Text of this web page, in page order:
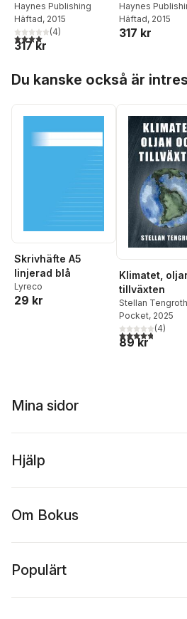
Haynes Repair
Manual (svenske
utgava)
Haynes Publishing
Häftad, 2015
4,0utav 5 stjärnor. Totalt antal röster:
(4)
317 kr
Repair
(svenske
Haynes
Häftad, 2015
317 kr
Du kanske också är
Skrivhäfte A5
linjerad blå
Lyreco
29 kr
Klimatet,
tillväxten
Stellan Tengroth
Pocket, 2025
4,8utav 5(4)
89 kr
Mina sidor
Hjälp
Om Bokus
Populärt